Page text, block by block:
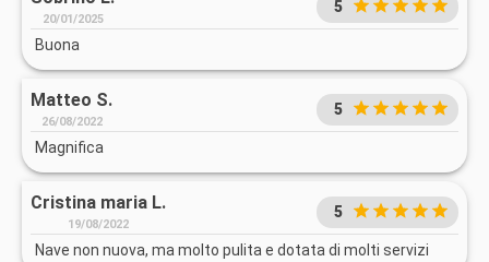
20/01/2025
5
Buona
Matteo S.
26/08/2022
5
Magnifica
Cristina maria L.
19/08/2022
5
Nave non nuova, ma molto pulita e dotata di molti servizi